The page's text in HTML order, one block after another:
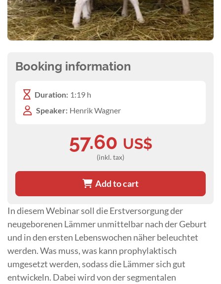
In diesem Webinar soll die Erstversorgung der
neugeborenen Lämmer unmittelbar nach der Geburt
und in den ersten Lebenswochen näher beleuchtet
werden. Was muss, was kann prophylaktisch
umgesetzt werden, sodass die Lämmer sich gut
entwickeln. Dabei wird von der segmentalen
Booking information
Duration: 1:19 h
Speaker: Henrik Wagner
57.60 US$
(inkl. tax)
Add to cart